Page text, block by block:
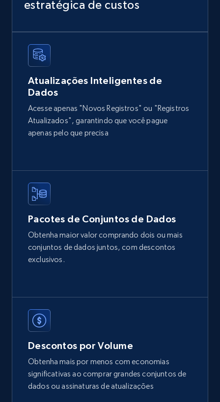
URL, Domain, Country code, Model number,
Sku, Product id, Product name, Manufacturer,
eCommerce
2.1K+ 355+ Buy Now
Amazon products global dataset
eCommerce
2.1K+ 375+ Buy Now
Reviews count shop, Reviews count item, Initial
price, and more.
eCommerce
1.9K+ 323+ Buy Now
estratégica de custos
Atualizações Inteligentes de
Dados
Acesse apenas "Novos Registros" ou "Registros
Atualizados", garantindo que você pague
apenas pelo que precisa
Pacotes de Conjuntos de Dados
Obtenha maior valor comprando dois ou mais
conjuntos de dados juntos, com descontos
exclusivos.
Descontos por Volume
Obtenha mais por menos com economias
significativas ao comprar grandes conjuntos de
dados ou assinaturas de atualizações